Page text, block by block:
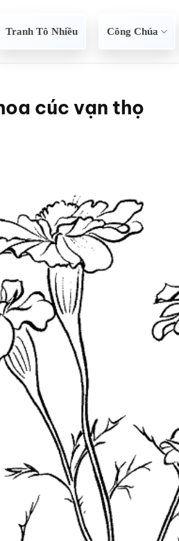
Tranh Tô Nhiều Công Chúa
cúc vạn thọ